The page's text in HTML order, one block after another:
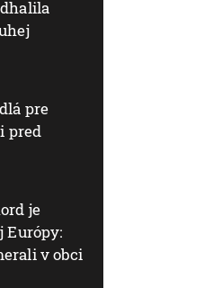
pre
pred
je
Európy:
v obci